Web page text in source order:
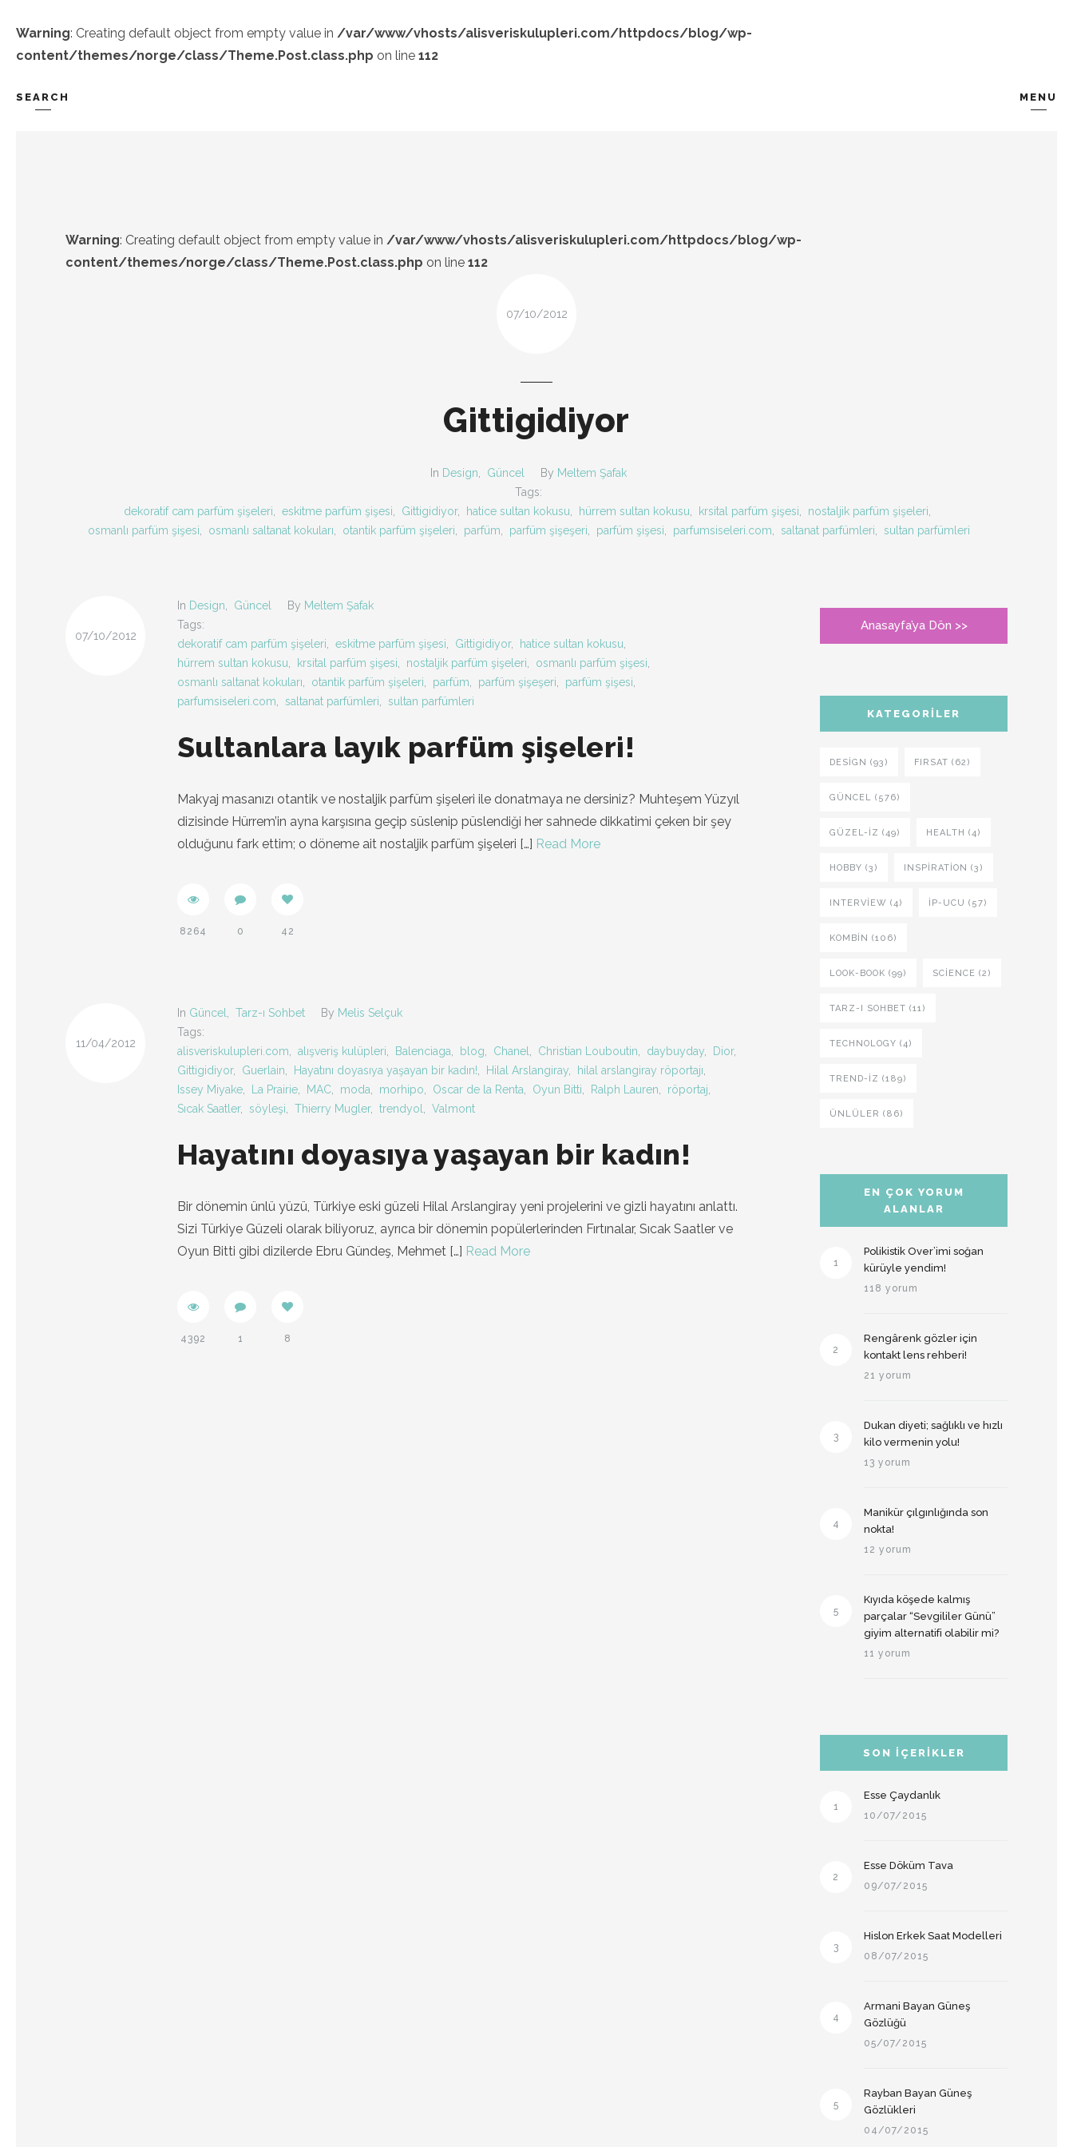
Warning: Creating default object from empty value in /var/www/vhosts/alisveriskulupleri.com/httpdocs/blog/wp-
content/themes/norge/class/Theme.Post.class.php on line 112
SEARCH MENU
Warning: Creating default object from empty value in /var/www/vhosts/alisveriskulupleri.com/httpdocs/blog/wp-
content/themes/norge/class/Theme.Post.class.php on line 112
07/10/2012
Gittigidiyor
In Design Güncel By Meltem Şafak
Tags:
dekoratif cam parfüm şişeleri
eskitme parfüm şişesi Gittigidiyor, hatice sultan kokusu hürrem sultan kokusu krsital parfüm şişesi nostaljik parfüm şişeleri
osmanlı parfüm şişesi
osmanlı saltanat kokuları otantik parfüm şişeleri parfüm parfüm şişeşeri parfüm şişesi parfumsiseleri.com saltanat parfümleri sultan parfümleri
07/10/2012
In Design Güncel By Meltem Şafak
Tags:
dekoratif cam parfüm şişeleri
eskitme parfüm şişesi Gittigidiyor, hatice sultan kokusu
hürrem sultan kokusu
krsital parfüm şişesi nostaljik parfüm şişeleri osmanlı parfüm şişesi
osmanlı saltanat kokuları
otantik parfüm şişeleri parfüm parfüm şişeşeri parfüm şişesi
parfumsiseleri.com
saltanat parfümleri sultan parfümleri
Sultanlara layık parfüm şişeleri!
Makyaj masanızı otantik ve nostaljik parfüm şişeleri ile donatmaya ne dersiniz? Muhteşem Yüzyıl
dizisinde Hürrem’in ayna karşısına geçip süslenip püslendiği her sahnede dikkatimi çeken bir şey
olduğunu fark ettim; o döneme ait nostaljik parfüm şişeleri […] Read More
8264 0 42
11/04/2012
In Güncel Tarz-ı Sohbet By Melis Selçuk
Tags:
alisveriskulupleri.com
alışveriş kulüpleri Balenciaga blog Chanel Christian Louboutin daybuyday Dior,
Gittigidiyor, Guerlain Hayatını doyasıya yaşayan bir kadın! Hilal Arslangiray hilal arslangiray röportajı
Issey Miyake
La Prairie MAC moda morhipo Oscar de la Renta Oyun Bitti Ralph Lauren röportaj
Sıcak Saatler, söyleşi Thierry Mugler, trendyol Valmont
Hayatını doyasıya yaşayan bir kadın!
Bir dönemin ünlü yüzü, Türkiye eski güzeli Hilal Arslangiray yeni projelerini ve gizli hayatını anlattı.
Sizi Türkiye Güzeli olarak biliyoruz, ayrıca bir dönemin popülerlerinden Fırtınalar, Sıcak Saatler ve
Oyun Bitti gibi dizilerde Ebru Gündeş, Mehmet […] Read More
4392 1 8
Anasayfa’ya Dön >>
KATEGORILER
DESIGN (93) FIRSAT (62)
GÜNCEL (576)
GÜZEL-IZ (49) HEALTH (4)
HOBBY (3) INSPIRATION (3)
INTERVIEW (4) İP-UCU (57)
KOMBIN (106)
LOOK-BOOK (99) SCIENCE (2)
TARZ-I SOHBET (11)
TECHNOLOGY (4)
TREND-IZ (189)
ÜNLÜLER (86)
EN ÇOK YORUM
ALANLAR
1
Polikistik Over’imi soğan
kürüyle yendim!
118 yorum
2
Rengârenk gözler için
kontakt lens rehberi!
21 yorum
3
Dukan diyeti; sağlıklı ve hızlı
kilo vermenin yolu!
13 yorum
4
Manikür çılgınlığında son
nokta!
12 yorum
5
Kıyıda köşede kalmış
parçalar “Sevgililer Günü”
giyim alternatifi olabilir mi?
11 yorum
SON İÇERIKLER
1
Esse Çaydanlık
10/07/2015
2
Esse Döküm Tava
09/07/2015
3
Hislon Erkek Saat Modelleri
08/07/2015
4
Armani Bayan Güneş
Gözlüğü
05/07/2015
5
Rayban Bayan Güneş
Gözlükleri
04/07/2015